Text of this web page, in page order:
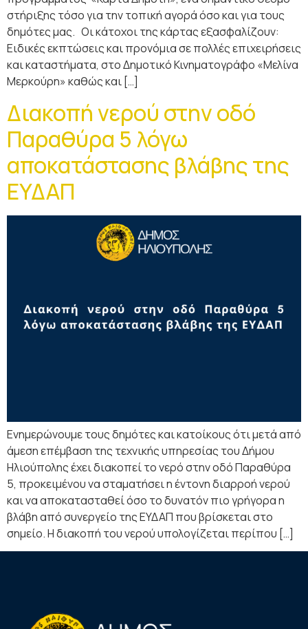
στήριξης τόσο για την τοπική αγορά όσο και για τους
δημότες μας. Οι κάτοχοι της κάρτας εξασφαλίζουν:
Ειδικές εκπτώσεις και προνόμια σε πολλές επιχειρήσεις
και καταστήματα, στο Δημοτικό Κινηματογράφο «Μελίνα
Μερκούρη» καθώς και […]
Διακοπή νερού στην οδό
Παραθύρα 5 λόγω
αποκατάστασης βλάβης της
ΕΥΔΑΠ
Ενημερώνουμε τους δημότες και κατοίκους ότι μετά από
άμεση επέμβαση της τεχνικής υπηρεσίας του Δήμου
Ηλιούπολης έχει διακοπεί το νερό στην οδό Παραθύρα
5, προκειμένου να σταματήσει η έντονη διαρροή νερού
και να αποκατασταθεί όσο το δυνατόν πιο γρήγορα η
βλάβη από συνεργείο της ΕΥΔΑΠ που βρίσκεται στο
σημείο. Η διακοπή του νερού υπολογίζεται περίπου […]